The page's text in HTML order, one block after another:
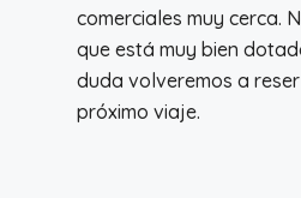
comerciales muy cerca.
que está muy bien
duda volveremos a
próximo viaje.